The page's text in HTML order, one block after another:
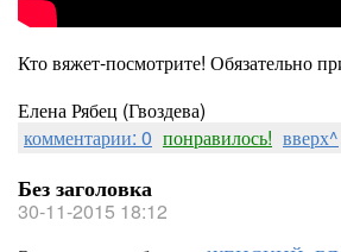
Кто вяжет-посмотрите! Обязательно
Елена Рябец (Гвоздева)
комментарии: 0 понравилось! вверх^
Без заголовка
30-11-2015 18:12